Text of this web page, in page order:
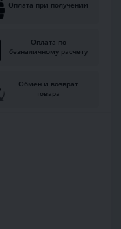
Оплата при получении
Оплата по
безналичному расчету
Обмен и возврат
товара